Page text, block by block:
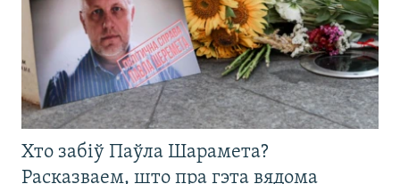
Хто забіў Паўла Шарамета?
Расказваем, што пра гэта вядома